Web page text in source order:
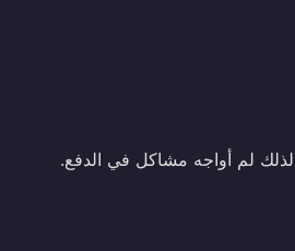
لم أواجه مشاكل في الدفع.